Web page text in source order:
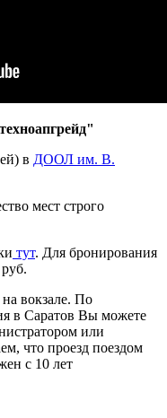
в ДООЛ им. В.
мест строго
тут. Для бронирования
вокзале. По
в Саратов Вы можете
или
что проезд поездом
с 10 лет